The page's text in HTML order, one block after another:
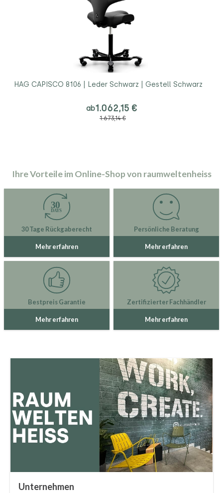
HAG CAPISCO 8106 | Leder Schwarz | Gestell Schwarz
ab1.062,15 €
1.673,14 €
Ihre Vorteile im Online-Shop von raumweltenheiss
30 Tage Rückgaberecht
Mehr erfahren
Persönliche Beratung
Mehr erfahren
Bestpreis Garantie
Mehr erfahren
Zertifizierter Fachhändler
Mehr erfahren
Unternehmen